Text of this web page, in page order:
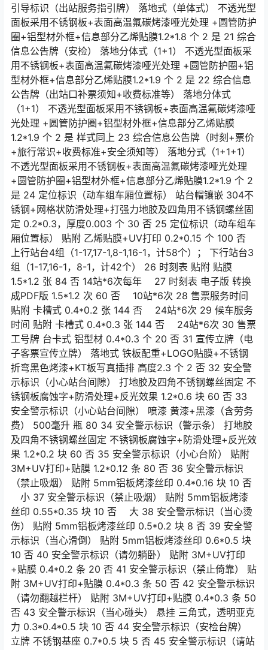
引导标识（出站服务指引牌） 落地式（单体式） 不透光型
面板采用不锈钢板+表面高温氟碳烤漆哑光处理 +圆管防护
圈+铝型材外框+信息部分乙烯贴膜1.2*1.8 个 2 是 21 综合
信息公告牌（安检） 落地分体式（1+1） 不透光型面板采
用不锈钢板+表面高温氟碳烤漆哑光处理 +圆管防护圈+铝
型材外框+信息部分乙烯贴膜1.2*1.9 个 2 是 22 综合信息
公告牌（出站口补票须知+收费标准等） 落地分体式
（1+1） 不透光型面板采用不锈钢板+表面高温氟碳烤漆哑
光处理 +圆管防护圈+铝型材外框+信息部分乙烯贴膜
1.2*1.9 个 2 是 样式同上 23 综合信息公告牌（时刻+票价
+旅行常识+收费标准+安全须知等） 落地分式（1+1+1）
不透光型面板采用不锈钢板+表面高温氟碳烤漆哑光处理
+圆管防护圈+铝型材外框+信息部分乙烯贴膜1.2*1.9 个 2
是 24 定位标识（动车组车厢位置标） 站台帽镶嵌 304不
锈钢+网格状防滑处理+打强力地胶及四角用不锈钢螺丝固
定 0.2*0.3，厚度0.003 个 30 否 25 定位标识（动车组车
厢位置标） 贴附 乙烯贴膜+UV打印 0.2*0.15 个 100 否
上行站台4组（1-17,17-1,8-1,16-1，计58个）； 下行站台3
组（1-17,16-1，8-1，计42个） 26 时刻表 贴附 贴膜
1.5*1.2 张 84 否 14站*6次每年 27 时刻表 电子版 转换
成PDF版 1.5*1.2 次 60 否 10站*6次 28 售票服务时间
贴附 卡槽式 0.4*0.2 张 144 否 24站*6次 29 候车服务
时间 贴附 卡槽式 0.4*0.3 张 144 否 24站*6次 30 售票
工号牌 台卡式 铝型材 0.4*0.3 个 20 否 31 宣传立牌（电
子客票宣传立牌） 落地式 铁板配重+LOGO贴膜+不锈钢
折弯黑色烤漆+KT板写真插排 高度2.3 个 2 否 32 安全警
示标识（小心站台间隙） 打地胶及四角不锈钢螺丝固定 不
锈钢板腐蚀字+防滑处理+反光效果 1.2*0.6 块 60 否 33
安全警示标识（小心站台间隙） 喷漆 黄漆+黑漆（含劳务
费） 500毫升 瓶 80 34 安全警示标识（警示条） 打地胶
及四角不锈钢螺丝固定 不锈钢板腐蚀字+防滑处理+反光效
果 1.2*0.2 块 60 否 35 安全警示标识（小心台阶） 贴附
3M+UV打印+贴膜 1.2*0.12 条 80 否 36 安全警示标识
（禁止吸烟） 贴附 5mm铝板烤漆丝印 0.4*0.16 块 10 否
小 37 安全警示标识（禁止吸烟） 贴附 5mm铝板烤漆
丝印 0.55*0.35 块 10 否 大 38 安全警示标识（当心烫
伤） 贴附 5mm铝板烤漆丝印 0.5*0.2 块 8 否 39 安全警
示标识（当心滑倒） 贴附 5mm铝板烤漆丝印 0.6*0.5 块
10 否 40 安全警示标识（请勿躺卧） 贴附 3M+UV打印
+贴膜 0.4*0.2 条 20 否 41 安全警示标识（禁止倚靠） 贴
附 3M+UV打印+贴膜 0.4*0.3 条 50 否 42 安全警示标识
（请勿翻越栏杆） 贴附 3M+UV打印+贴膜 0.4*0.3 条 50
否 43 安全警示标识（当心碰头） 悬挂 三角式，透明亚克
力 0.3*0.4*0.5 块 10 否 44 安全警示标识（安检台牌）
立牌 不锈钢基座 0.7*0.5 块 5 否 45 安全警示标识（请站